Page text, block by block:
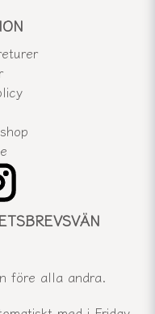
före alla andra.